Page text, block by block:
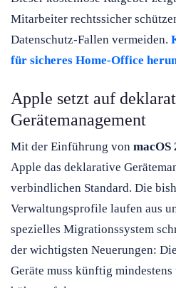
Mitarbeiter rechtssicher
Datenschutz-Fallen vermeiden.
für sicheres Home-Office
Apple setzt auf
Gerätemanagement
Mit der Einführung von macOS
Apple das deklarative
verbindlichen Standard. Die
Verwaltungsprofile laufen aus
spezielles Migrationssystem
der wichtigsten Neuerungen:
Geräte muss künftig mindestens